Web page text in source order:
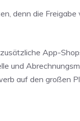
denn die
App-
und
auf den großen